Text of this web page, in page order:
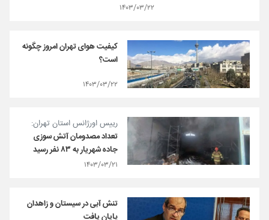
۱۴۰۳/۰۳/۲۲
کیفیت هوای تهران امروز چگونه
است؟
۱۴۰۳/۰۳/۲۲
رییس اورژانس استان تهران:
تعداد مصدومان آتش سوزی
جاده شهریار به ۸۳ نفر رسید
۱۴۰۳/۰۳/۲۱
تنش آبی در سیستان و زاهدان
پایان یافت